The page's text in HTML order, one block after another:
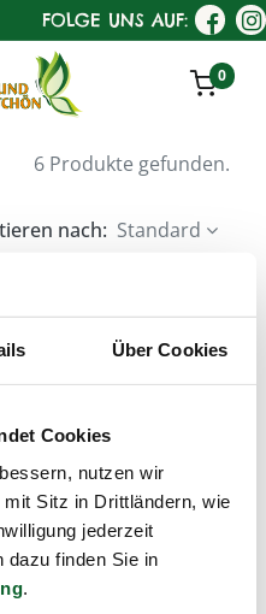
Über Cookies
Cookies
nutzen wir
Sitz in Drittländern, wie
jederzeit
dazu finden Sie in
.
FOLGE UNS AUF:
0
6 Produkte gefunden.
nach: Standard
und